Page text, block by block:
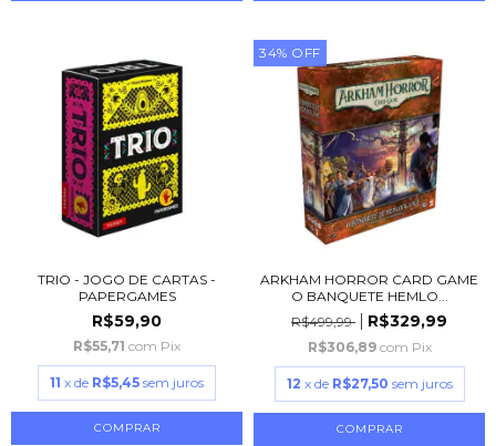
TRIO - JOGO DE CARTAS -
PAPERGAMES
R$59,90
R$55,71 com Pix
11 x de R$5,45 sem juros
34% OFF
ARKHAM HORROR CARD GAME
O BANQUETE HEMLO...
R$499,99
R$329,99
R$306,89 com Pix
12 x de R$27,50 sem juros